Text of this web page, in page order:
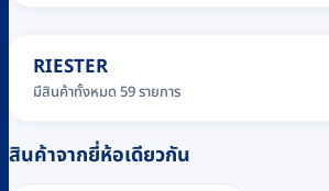
RIESTER
มีสินค้าทั้งหมด 59 รายการ
สินค้าจากยี่ห้อเดียวกัน